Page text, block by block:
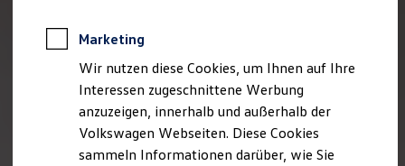
Rekuperation
Laden unterwegs
Laden Zuhause
Ladestationen finden
Ladezeitensimulator
Batterie
Sicherheit
Marketing
Wir nutzen diese Cookies, um Ihnen auf Ihre
Interessen zugeschnittene Werbung
anzuzeigen, innerhalb und außerhalb der
Volkswagen Webseiten. Diese Cookies
sammeln Informationen darüber, wie Sie